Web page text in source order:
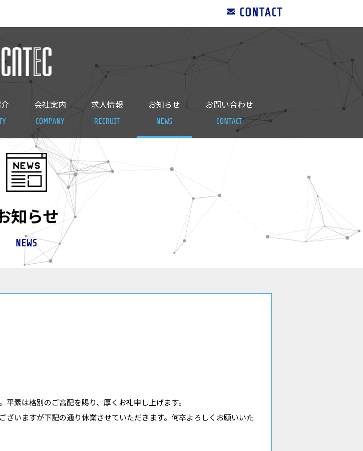
会社案内 求人情報 お知らせ お問い合わせ
知らせ
素は格別のご高配を賜り、厚くお礼申し上げます。
ざいますが下記の通り休業させていただきます。何卒よろしくお願いいた